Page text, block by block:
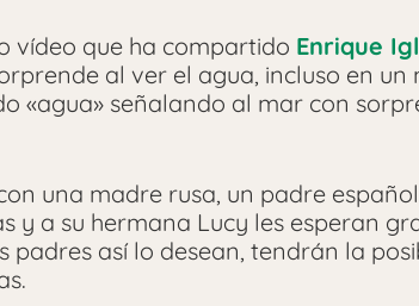
vídeo que ha compartido Enrique
al ver el agua, incluso en
«agua» señalando al mar con
una madre rusa, un padre
y a su hermana Lucy les esperan
padres así lo desean, tendrán la